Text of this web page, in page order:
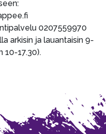
0207559970
arkisin ja lauantaisin 9-
10-17.30).